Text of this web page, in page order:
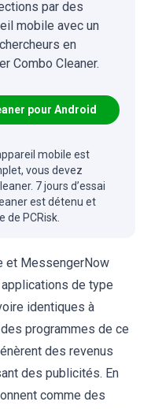
par des
mobile avec un
en
Combo Cleaner.
pour Android
mobile est
vous devez
7 jours d’essai
est détenu et
de PCRisk.
et MessengerNow
de type
identiques à
programmes de ce
des revenus
des publicités. En
comme des